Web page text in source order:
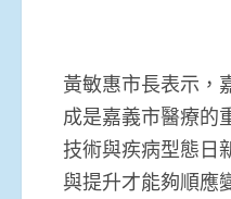
黃敏惠市長表示，
成是嘉義市醫療的
技術與疾病型態日
與提升才能夠順應